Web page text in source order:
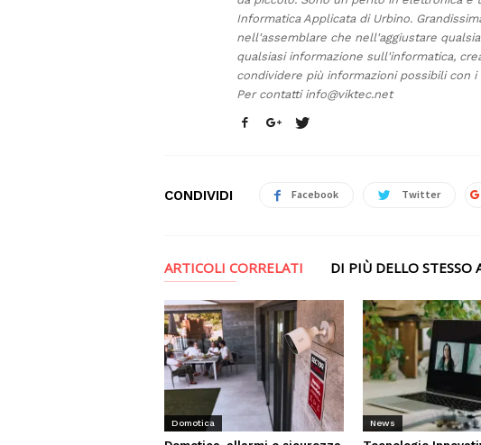
Informatica Applicata di Urbino.
nell'assemblare che nell'aggiustare
qualsiasi informazione sull'informatica,
condividere più informazioni possibili con
Per contatti info@viktec.net
CONDIVIDI Facebook Twitter
ARTICOLI CORRELATI DI PIÙ DELLO STESSO
Domotica News